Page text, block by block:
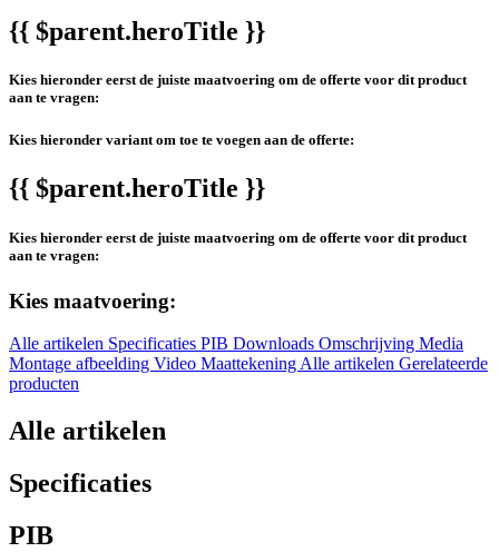
{{ $parent.heroTitle }}
Kies hieronder eerst de juiste maatvoering om de offerte voor dit product
aan te vragen:
Kies hieronder variant om toe te voegen aan de offerte:
{{ $parent.heroTitle }}
Kies hieronder eerst de juiste maatvoering om de offerte voor dit product
aan te vragen:
Kies maatvoering:
Alle artikelen Specificaties PIB Downloads Omschrijving Media
Montage afbeelding Video MaattekeningAlle artikelen Gerelateerde
producten
Alle artikelen
Specificaties
PIB